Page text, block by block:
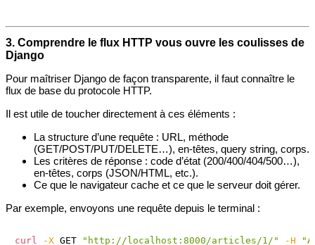
3. Comprendre le flux HTTP vous ouvre les coulisses de
Django
Pour maîtriser Django de façon transparente, il faut connaître le
flux de base du protocole HTTP.
Il est utile de toucher directement à ces éléments :
La structure d’une requête : URL, méthode
(GET/POST/PUT/DELETE…), en-têtes, query string, corps.
Les critères de réponse : code d’état (200/400/404/500…),
en-têtes, corps (JSON/HTML, etc.).
Ce que le navigateur cache et ce que le serveur doit gérer.
Par exemple, envoyons une requête depuis le terminal :
curl -X GET "http://localhost:8000/articles/1/" -H